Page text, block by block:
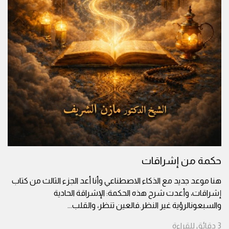
حكمة من إشراقات
هنا موعد جديد مع الذكاء الاصطناعي وأنا أعد الجزء الثالث من كتاب
إشراقات، وأعدت شرح هذه الحكمة: الإشراقة الحادية
والسبعونالرؤية غير النظر.فالعين تنظر، والقلب...
3 دقائق للقراءة